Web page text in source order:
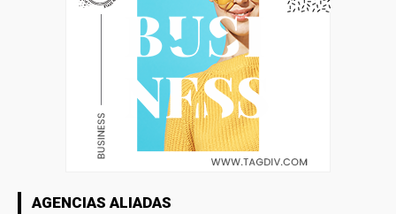
AGENCIAS ALIADAS